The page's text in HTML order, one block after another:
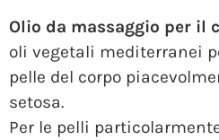
Olio da massaggio per il
oli vegetali mediterranei
pelle del corpo
setosa.
Per le pelli